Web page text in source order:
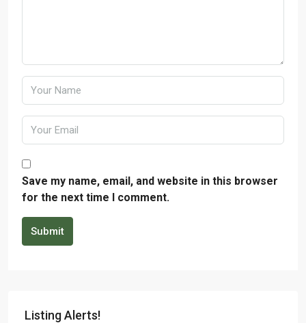
Save my name, email, and website in this browser
for the next time I comment.
Submit
Listing Alerts!